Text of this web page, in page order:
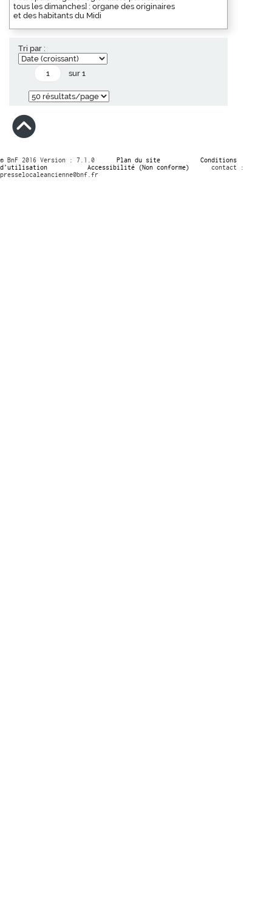
tous les dimanches] : organe des originaires
et des habitants du Midi
Tri par :
sur 1
© BnF 2016 Version : 7.1.0 Plan du site
Conditions
d’utilisation
Accessibilité (Non conforme)
contact :
presselocaleancienne@bnf.fr